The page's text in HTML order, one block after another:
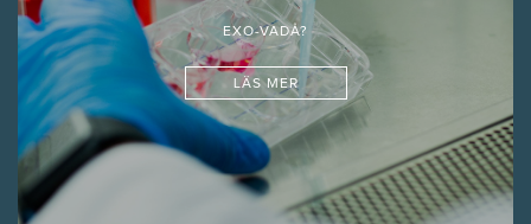
EXO-VADÅ?
LÄS MER